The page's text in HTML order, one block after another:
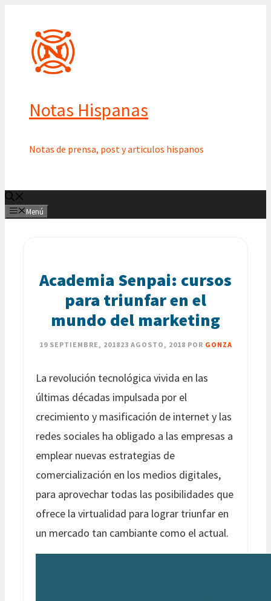
contenido
Notas Hispanas
Notas de prensa, post y articulos hispanos
Menú
Academia Senpai: cursos
para triunfar en el
mundo del marketing
19 SEPTIEMBRE, 201823 AGOSTO, 2018 POR GONZA
La revolución tecnológica vivida en las
últimas décadas impulsada por el
crecimiento y masificación de internet y las
redes sociales ha obligado a las empresas a
emplear nuevas estrategias de
comercialización en los medios digitales,
para aprovechar todas las posibilidades que
ofrece la virtualidad para lograr triunfar en
un mercado tan cambiante como el actual.